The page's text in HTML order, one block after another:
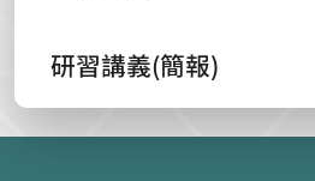
研習講義(簡報)